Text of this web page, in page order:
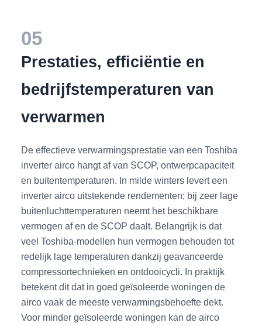
05
Prestaties, efficiëntie en
bedrijfstemperaturen van
verwarmen
De effectieve verwarmingsprestatie van een Toshiba
inverter airco hangt af van SCOP, ontwerpcapaciteit
en buitentemperaturen. In milde winters levert een
inverter airco uitstekende rendementen; bij zeer lage
buitenluchttemperaturen neemt het beschikbare
vermogen af en de SCOP daalt. Belangrijk is dat
veel Toshiba-modellen hun vermogen behouden tot
redelijk lage temperaturen dankzij geavanceerde
compressortechnieken en ontdooicycli. In praktijk
betekent dit dat in goed geïsoleerde woningen de
airco vaak de meeste verwarmingsbehoefte dekt.
Voor minder geïsoleerde woningen kan de airco